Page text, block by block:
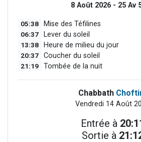
8 Août 2026 - 25 Av
05:38 Mise des Téfilines
06:37 Lever du soleil
13:38 Heure de milieu du jour
20:37 Coucher du soleil
21:19 Tombée de la nuit
Chabbath
Vendredi 14 Août
Entrée à
Sortie à